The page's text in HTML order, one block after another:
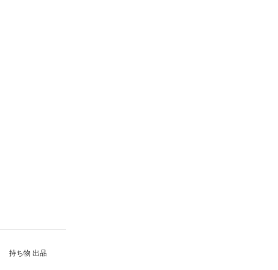
持ち物 出品